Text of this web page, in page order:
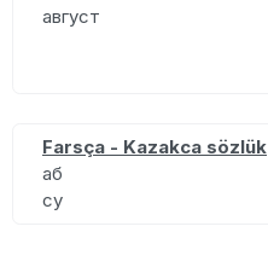
август
Farsça - Kazakca sözlük
аб
су